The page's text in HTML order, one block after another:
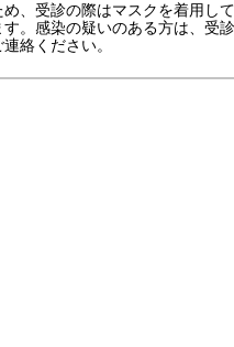
、受診の際はマスクを着用し
。感染の疑いのある方は、受
絡ください。